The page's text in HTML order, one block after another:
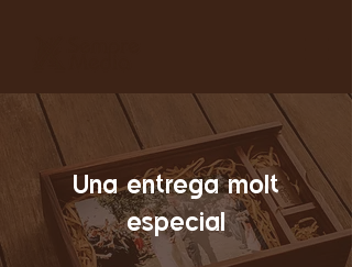
Una entrega molt
especial